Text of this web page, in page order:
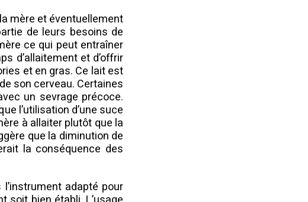
mère et éventuellement
de leurs besoins de
ce qui peut entraîner
d’allaitement et d’offrir
et en gras. Ce lait est
son cerveau. Certaines
un sevrage précoce.
l’utilisation d’une suce
à allaiter plutôt que la
que la diminution de
la conséquence des
adapté pour